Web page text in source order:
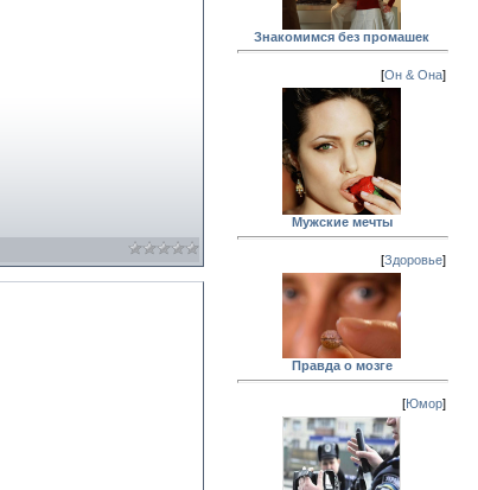
Знакомимся без промашек
[Он & Она]
Мужские мечты
[Здоровье]
Правда о мозге
[Юмор]